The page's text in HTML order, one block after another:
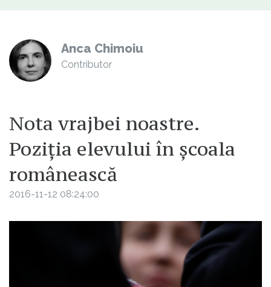
Anca Chimoiu
Contributor
Nota vrajbei noastre.
Poziția elevului în școala
românească
2016-11-12 08:24:00